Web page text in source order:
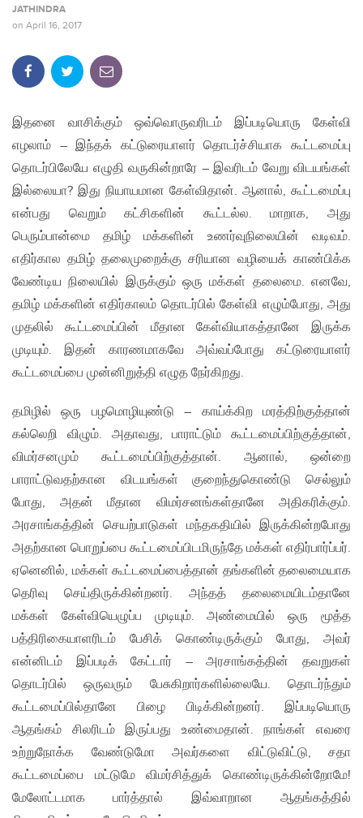
JATHINDRA
on April 16, 2017
இதனை வாசிக்கும் ஒவ்வொருவரிடம் இப்படியொரு கேள்வி
எழலாம் – இந்தக் கட்டுரையாளர் தொடர்ச்சியாக கூட்டமைப்பு
தொடர்பிலேயே எழுதி வருகின்றாரே – இவரிடம் வேறு விடயங்கள்
இல்லையா? இது நியாயமான கேள்விதான். ஆனால், கூட்டமைப்பு
என்பது வெறும் கட்சிகளின் கூட்டல்ல. மாறாக, அது
பெரும்பான்மை தமிழ் மக்களின் உணர்வுநிலையின் வடிவம்.
எதிர்கால தமிழ் தலைமுறைக்கு சரியான வழியைக் காண்பிக்க
வேண்டிய நிலையில் இருக்கும் ஒரு மக்கள் தலைமை. எனவே,
தமிழ் மக்களின் எதிர்காலம் தொடர்பில் கேள்வி எழும்போது, அது
முதலில் கூட்டமைப்பின் மீதான கேள்வியாகத்தானே இருக்க
முடியும். இதன் காரணமாகவே அவ்வப்போது கட்டுரையாளர்
கூட்டமைப்பை முன்னிறுத்தி எழுத நேர்கிறது.
தமிழில் ஒரு பழமொழியுண்டு – காய்க்கிற மரத்திற்குத்தான்
கல்லெறி விழும். அதாவது, பாராட்டும் கூட்டமைப்பிற்குத்தான்,
விமர்சனமும் கூட்டமைப்பிற்குத்தான். ஆனால், ஒன்றை
பாராட்டுவதற்கான விடயங்கள் குறைந்துகொண்டு செல்லும்
போது, அதன் மீதான விமர்சனங்கள்தானே அதிகரிக்கும்.
அரசாங்கத்தின் செயற்பாடுகள் மந்தகதியில் இருக்கின்றபோது
அதற்கான பொறுப்பை கூட்டமைப்பிடமிருந்தே மக்கள் எதிர்பார்ப்பர்.
ஏனெனில், மக்கள் கூட்டமைப்பைத்தான் தங்களின் தலைமையாக
தெரிவு செய்திருக்கின்றனர். அந்தத் தலைமையிடம்தானே
மக்கள் கேள்வியெழுப்ப முடியும். அண்மையில் ஒரு மூத்த
பத்திரிகையாளரிடம் பேசிக் கொண்டிருக்கும் போது, அவர்
என்னிடம் இப்படிக் கேட்டார் – அரசாங்கத்தின் தவறுகள்
தொடர்பில் ஒருவரும் பேசுகிறார்களில்லையே. தொடர்ந்தும்
கூட்டமைப்பில்தானே பிழை பிடிக்கின்றனர். இப்படியொரு
ஆதங்கம் சிலரிடம் இருப்பது உண்மைதான். நாங்கள் எவரை
உற்றுநோக்க வேண்டுமோ அவர்களை விட்டுவிட்டு, சதா
கூட்டமைப்பை மட்டுமே விமர்சித்துக் கொண்டிருக்கின்றோமே!
மேலோட்டமாக பார்த்தால் இவ்வாறான ஆதங்கத்தில்